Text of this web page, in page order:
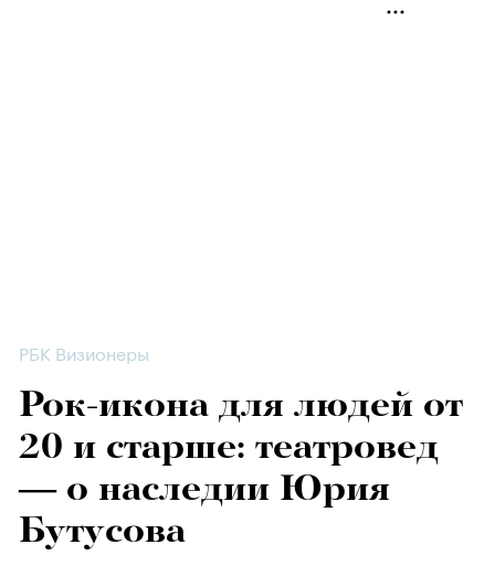
РБК Визионеры
Рок-икона для людей от
20 и старше: театровед
— о наследии Юрия
Бутусова